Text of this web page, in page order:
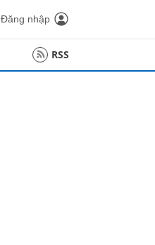
Đăng nhập
RSS